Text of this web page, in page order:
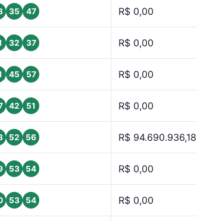
35 47 R$ 0,00
32 37 R$ 0,00
45 57 R$ 0,00
42 51 R$ 0,00
52 56 R$ 94.690.936,18
53 54 R$ 0,00
53 54 R$ 0,00